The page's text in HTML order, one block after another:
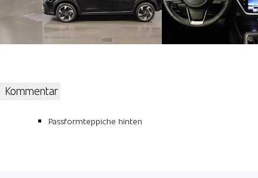
Kommentar
Passformteppiche hinten